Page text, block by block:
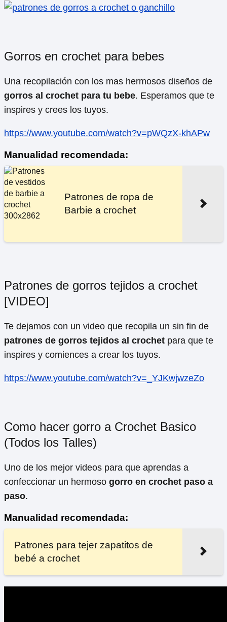
Gorros en crochet para bebes
Una recopilación con los mas hermosos diseños de
gorros al crochet para tu bebe. Esperamos que te
inspires y crees los tuyos.
https://www.youtube.com/watch?v=pWQzX-khAPw
Manualidad recomendada:
Patrones de ropa de
Barbie a crochet
Patrones de gorros tejidos a crochet
[VIDEO]
Te dejamos con un video que recopila un sin fin de
patrones de gorros tejidos al crochet para que te
inspires y comiences a crear los tuyos.
https://www.youtube.com/watch?v=_YJKwjwzeZo
Como hacer gorro a Crochet Basico
(Todos los Talles)
Uno de los mejor videos para que aprendas a
confeccionar un hermoso gorro en crochet paso a
paso.
Manualidad recomendada:
Patrones para tejer zapatitos de
bebé a crochet